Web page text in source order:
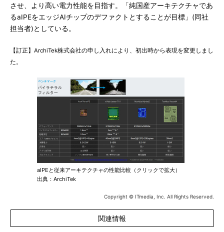
させ、より高い電力性能を目指す。「純国産アーキテクチャであ
るaIPEをエッジAIチップのデファクトとすることが目標」(同社
担当者)としている。
【訂正】ArchiTek株式会社の申し入れにより、初出時から表現を変更しまし
た。
aIPEと従来アーキテクチャの性能比較（クリックで拡大）
出典：ArchiTek
Copyright © ITmedia, Inc. All Rights Reserved.
関連情報